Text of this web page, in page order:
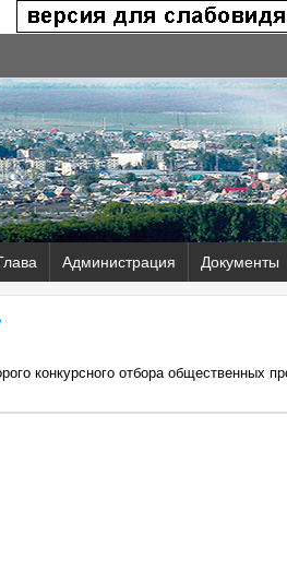
Администрация Документы
конкурсного отбора общественных